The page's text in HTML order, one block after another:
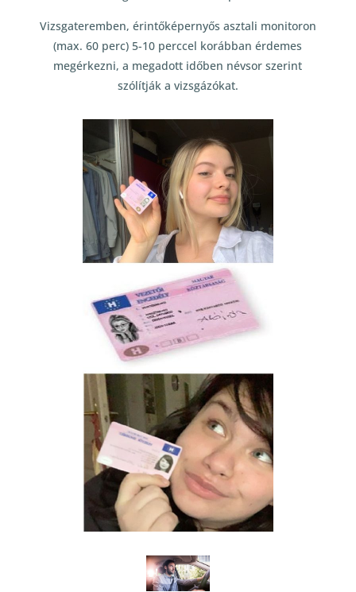
Vizsgateremben, érintőképernyős asztali monitoron
(max. 60 perc) 5-10 perccel korábban érdemes
megérkezni, a megadott időben névsor szerint
szólítják a vizsgázókat.